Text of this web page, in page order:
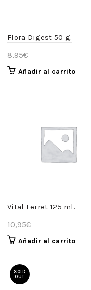
Flora Digest 50 g.
8,95€
Añadir al carrito
Vital Ferret 125 ml.
10,95€
Añadir al carrito
SOLD
OUT